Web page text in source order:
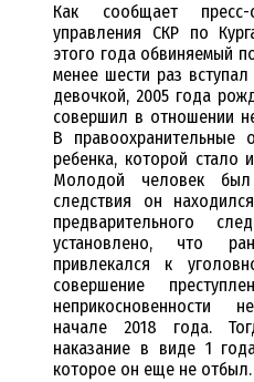
Как сообщает пресс-
управления СКР по
этого года обвиняемый
менее шести раз
девочкой, 2005 года
совершил в отношении
В правоохранительные
ребенка, которой стало
Молодой человек
следствия он
предварительного
установлено, что
привлекался к
совершение
неприкосновенности
начале 2018 года.
наказание в виде 1
которое он еще не отбыл.